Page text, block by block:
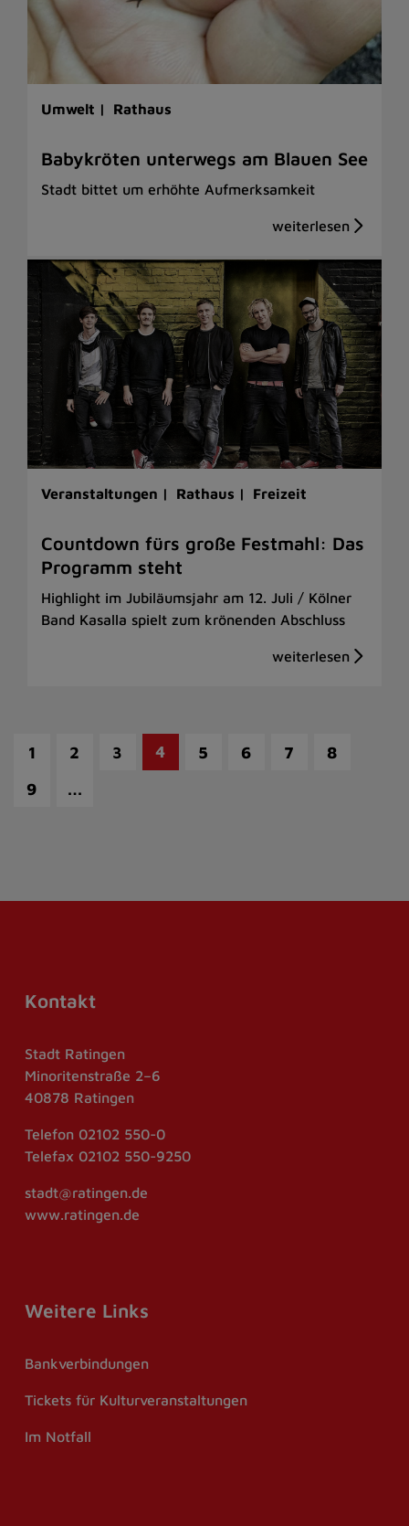
Umwelt | Rathaus
Babykröten unterwegs am Blauen See
Stadt bittet um erhöhte Aufmerksamkeit
Veranstaltungen | Rathaus | Freizeit
Countdown fürs große Festmahl: Das
Programm steht
Highlight im Jubiläumsjahr am 12. Juli / Kölner
Band Kasalla spielt zum krönenden Abschluss
1 2 3 4 5 6 7
8
9
…
Kontakt
Stadt Ratingen
Minoritenstraße 2–6
40878 Ratingen
Telefon 02102 550-0
Telefax 02102 550-9250
stadt@ratingen.de
www.ratingen.de
Weitere Links
Bankverbindungen
Tickets für Kulturveranstaltungen
Im Notfall